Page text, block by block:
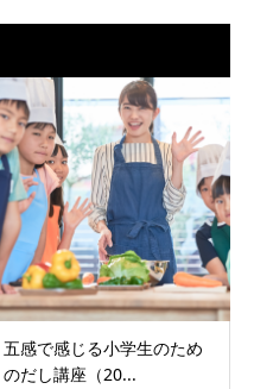
五感で感じる小学生のため
のだし講座（20...